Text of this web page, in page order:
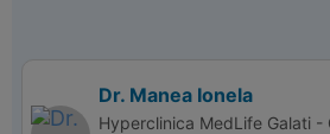
Dr. Manea Ionela
Hyperclinica MedLife Galati -